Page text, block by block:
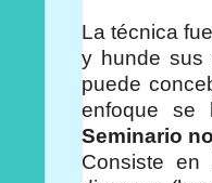
La técnica
y hunde sus
puede
enfoque se
Seminario
Consiste en